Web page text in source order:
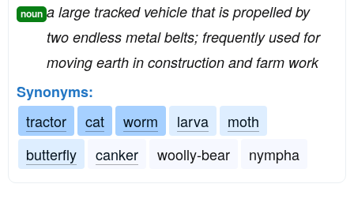
noun a large tracked vehicle that is propelled by
two endless metal belts; frequently used for
moving earth in construction and farm work
Synonyms:
tractor
cat worm larva
moth
butterfly
canker woolly-bear nympha